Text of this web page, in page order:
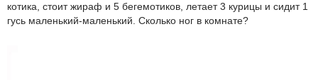
котика, стоит жираф и 5 бегемотиков, летает 3 курицы и сидит 1
гусь маленький-маленький. Сколько ног в комнате?